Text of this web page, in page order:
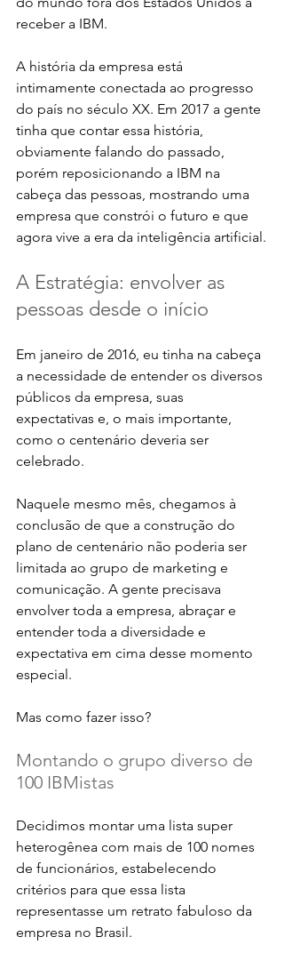
receber a IBM.
A história da empresa está
intimamente conectada ao progresso
do país no século XX. Em 2017 a gente
tinha que contar essa história,
obviamente falando do passado,
porém reposicionando a IBM na
cabeça das pessoas, mostrando uma
empresa que constrói o futuro e que
agora vive a era da inteligência artificial.
A Estratégia: envolver as
pessoas desde o início
Em janeiro de 2016, eu tinha na cabeça
a necessidade de entender os diversos
públicos da empresa, suas
expectativas e, o mais importante,
como o centenário deveria ser
celebrado.
Naquele mesmo mês, chegamos à
conclusão de que a construção do
plano de centenário não poderia ser
limitada ao grupo de marketing e
comunicação. A gente precisava
envolver toda a empresa, abraçar e
entender toda a diversidade e
expectativa em cima desse momento
especial.
Mas como fazer isso?
Montando o grupo diverso de
100 IBMistas
Decidimos montar uma lista super
heterogênea com mais de 100 nomes
de funcionários, estabelecendo
critérios para que essa lista
representasse um retrato fabuloso da
empresa no Brasil.